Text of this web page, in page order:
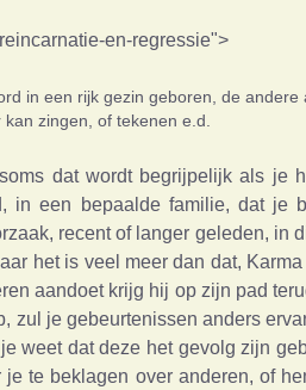
en-regressie">
in een rijk gezin geboren, de
zingen, of tekenen e.d.
dat wordt begrijpelijk als je
een bepaalde familie, dat je
recent of langer geleden, in
het is veel meer dan dat,
aandoet krijg hij op zijn pad
zul je gebeurtenissen anders
weet dat deze het gevolg zijn
te beklagen over anderen, of